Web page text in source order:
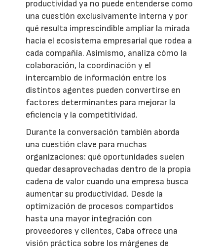
productividad ya no puede entenderse como
una cuestión exclusivamente interna y por
qué resulta imprescindible ampliar la mirada
hacia el ecosistema empresarial que rodea a
cada compañía. Asimismo, analiza cómo la
colaboración, la coordinación y el
intercambio de información entre los
distintos agentes pueden convertirse en
factores determinantes para mejorar la
eficiencia y la competitividad.
Durante la conversación también aborda
una cuestión clave para muchas
organizaciones: qué oportunidades suelen
quedar desaprovechadas dentro de la propia
cadena de valor cuando una empresa busca
aumentar su productividad. Desde la
optimización de procesos compartidos
hasta una mayor integración con
proveedores y clientes, Caba ofrece una
visión práctica sobre los márgenes de